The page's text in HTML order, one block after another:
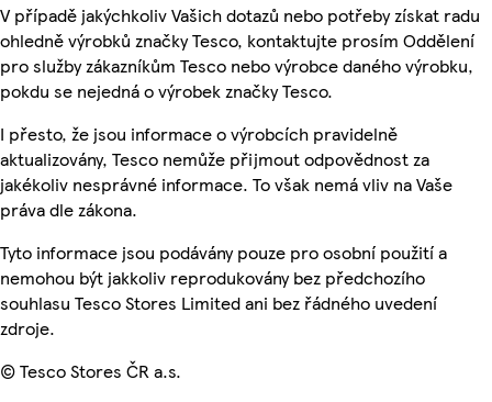
V případě jakýchkoliv Vašich dotazů nebo potřeby získat radu
ohledně výrobků značky Tesco, kontaktujte prosím Oddělení
pro služby zákazníkům Tesco nebo výrobce daného výrobku,
pokdu se nejedná o výrobek značky Tesco.
I přesto, že jsou informace o výrobcích pravidelně
aktualizovány, Tesco nemůže přijmout odpovědnost za
jakékoliv nesprávné informace. To však nemá vliv na Vaše
práva dle zákona.
Tyto informace jsou podávány pouze pro osobní použití a
nemohou být jakkoliv reprodukovány bez předchozího
souhlasu Tesco Stores Limited ani bez řádného uvedení
zdroje.
© Tesco Stores ČR a.s.